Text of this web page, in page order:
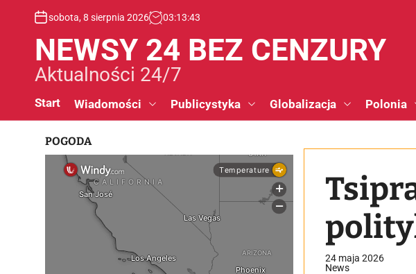
sobota, 8 sierpnia 2026 03:13:43
NEWSY 24 BEZ CENZURY
Aktualności 24/7
Start Wiadomości Publicystyka Globalizacja Polonia
24 maja 2026
News
POGODA